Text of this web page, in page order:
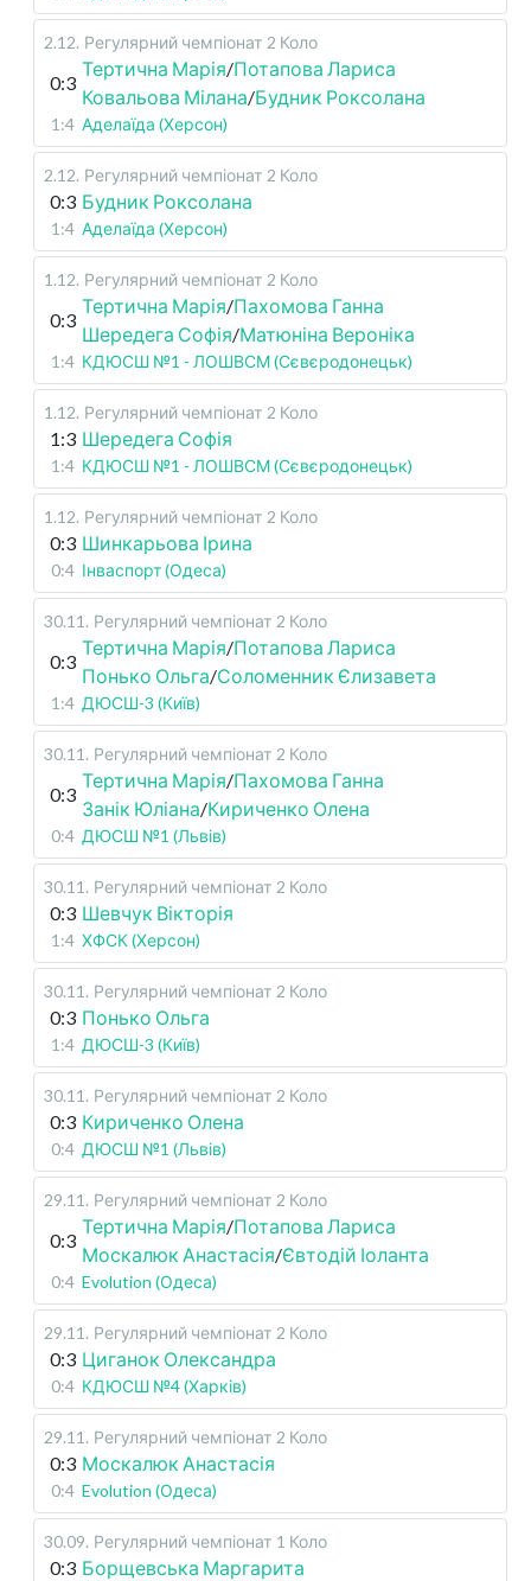
2.12. Регулярний чемпіонат 2 Коло
0:3
Тертична Марія/Потапова Лариса
Ковальова Мілана/Будник Роксолана
1:4 Аделаїда (Херсон)
2.12. Регулярний чемпіонат 2 Коло
0:3 Будник Роксолана
1:4 Аделаїда (Херсон)
1.12. Регулярний чемпіонат 2 Коло
0:3
Тертична Марія/Пахомова Ганна
Шередега Софія/Матюніна Вероніка
1:4 КДЮСШ №1 - ЛОШВСМ (Сєвєродонецьк)
1.12. Регулярний чемпіонат 2 Коло
1:3 Шередега Софія
1:4 КДЮСШ №1 - ЛОШВСМ (Сєвєродонецьк)
1.12. Регулярний чемпіонат 2 Коло
0:3 Шинкарьова Ірина
0:4 Інваспорт (Одеса)
30.11 . Регулярний чемпіонат 2 Коло
0:3
Тертична Марія/Потапова Лариса
Понько Ольга/Соломенник Єлизавета
1:4 ДЮСШ-3 (Київ)
30.11 . Регулярний чемпіонат 2 Коло
0:3
Тертична Марія/Пахомова Ганна
Занік Юліана/Кириченко Олена
0:4 ДЮСШ №1 (Львів)
30.11 . Регулярний чемпіонат 2 Коло
0:3 Шевчук Вікторія
1:4 ХФСК (Херсон)
30.11 . Регулярний чемпіонат 2 Коло
0:3 Понько Ольга
1:4 ДЮСШ-3 (Київ)
30.11 . Регулярний чемпіонат 2 Коло
0:3 Кириченко Олена
0:4 ДЮСШ №1 (Львів)
29.11 . Регулярний чемпіонат 2 Коло
0:3
Тертична Марія/Потапова Лариса
Москалюк Анастасія/Євтодій Іоланта
0:4 Evolution (Одеса)
29.11 . Регулярний чемпіонат 2 Коло
0:3 Циганок Олександра
0:4 КДЮСШ №4 (Харків)
29.11 . Регулярний чемпіонат 2 Коло
0:3 Москалюк Анастасія
0:4 Evolution (Одеса)
30.09. Регулярний чемпіонат 1 Коло
0:3 Борщевська Маргарита